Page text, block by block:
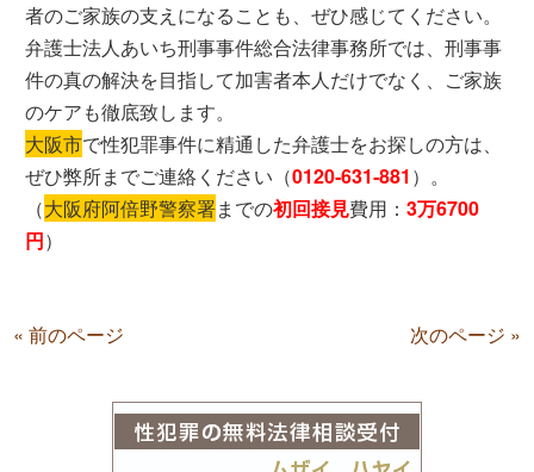
者のご家族の支えになることも、ぜひ感じてください。
弁護士法人あいち刑事事件総合法律事務所では、刑事事
件の真の解決を目指して加害者本人だけでなく、ご家族
のケアも徹底致します。
大阪市で性犯罪事件に精通した弁護士をお探しの方は、
ぜひ弊所までご連絡ください（0120‐631‐881 ）。
（大阪府阿倍野警察署までの初回接見費用：3万6700
円）
« 前のページ 次のページ »